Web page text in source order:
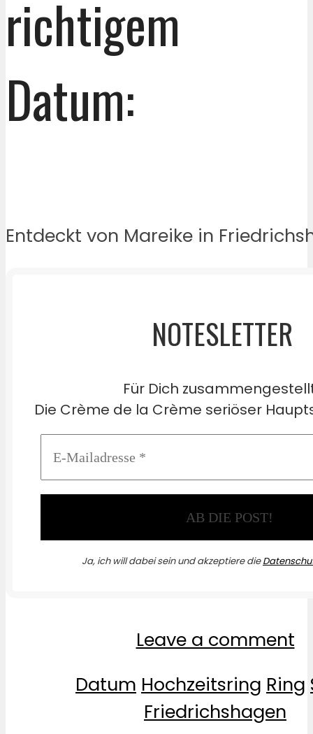
richtigem
Datum:
Entdeckt von Mareike in
NOTESLETTER
Für Dich
Die Crème de la Crème seriöser
Ja, ich will dabei sein und akzeptiere die
Leave a comment
Datum Hochzeitsring Ring
Friedrichshagen